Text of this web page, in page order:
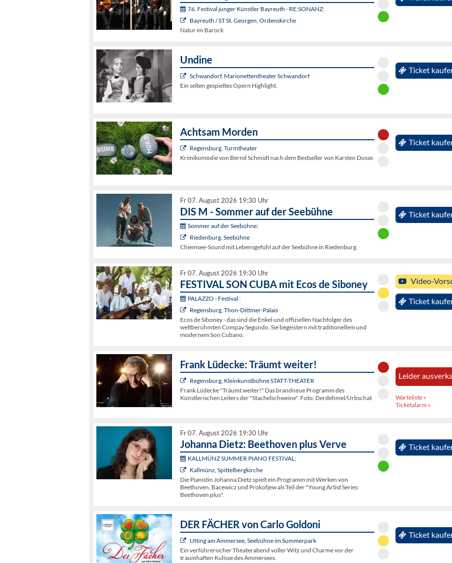
76. Festival junger Künstler Bayreuth - RE:SONANZ:
Bayreuth / ST St. Georgen, Ordenskirche
Natur im Barock
Undine
Schwandorf, Marionettentheater Schwandorf
Ein selten gespieltes Opern Highlight.
Ticket
Achtsam Morden
Regensburg, Turmtheater
Krimikomödie von Bernd Schmidt nach dem Bestseller von Karsten Dusse.
Ticket
Fr 07. August 2026 19:30 Uhr
DIS M - Sommer auf der Seebühne
Sommer auf der Seebühne:
Riedenburg, Seebühne
Chiemsee-Sound mit Lebensgefühl auf der Seebühne in Riedenburg.
Ticket
Fr 07. August 2026 19:30 Uhr
FESTIVAL SON CUBA mit Ecos de Siboney
PALAZZO - Festival :
Regensburg, Thon-Dittmer-Palais
Ecos de Siboney - das sind die Enkel und offiziellen Nachfolger des
weltberühmten Compay Segundo. Sie begeistern mit traditionellem und
modernem Son Cubano.
Video-
Ticket
Frank Lüdecke: Träumt weiter!
Regensburg, Kleinkunstbühne STATT-THEATER
Frank Lüdecke "Träumt weiter!" Das brandneue Programm des
Künstlerischen Leiters der "Stachelschweine". Foto: Derdehmel/Urbschat
Leider
Warteliste »
Ticketalarm »
Fr 07. August 2026 19:30 Uhr
Johanna Dietz: Beethoven plus Verve
KALLMÜNZ SUMMER PIANO FESTIVAL:
Kallmünz, Spittelbergkirche
Die Pianistin Johanna Dietz spielt ein Programm mit Werken von
Beethoven, Bacewicz und Prokofjew als Teil der "Young Artist Series:
Beethoven plus".
Ticket
DER FÄCHER von Carlo Goldoni
Utting am Ammersee, Seebühne im Summerpark
Ein verführerischer Theaterabend voller Witz und Charme vor der
traumhaften Kulisse des Ammersees.
Ticket